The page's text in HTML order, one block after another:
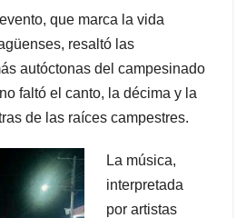
que marca la vida
resaltó las
autóctonas del campesinado
faltó el canto, la décima y la
de las raíces campestres.
La música,
interpretada
por artistas